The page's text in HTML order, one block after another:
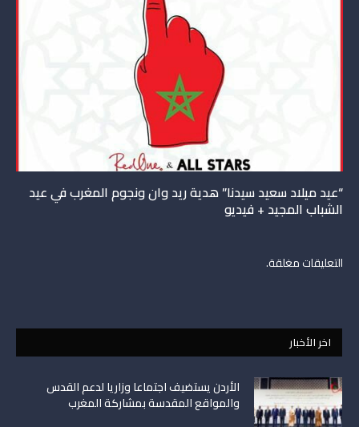
“عيد ميلاد سعيد سيدنا” هدية ريد وان ونجوم المغرب في عيد
الشباب المجيد + فيديو
التعليقات مغلقة.
اخر الأخبار
الأردن يستضيف اجتماعا وزاريا لدعم القدس
والمواقع المقدسة بمشاركة المغرب